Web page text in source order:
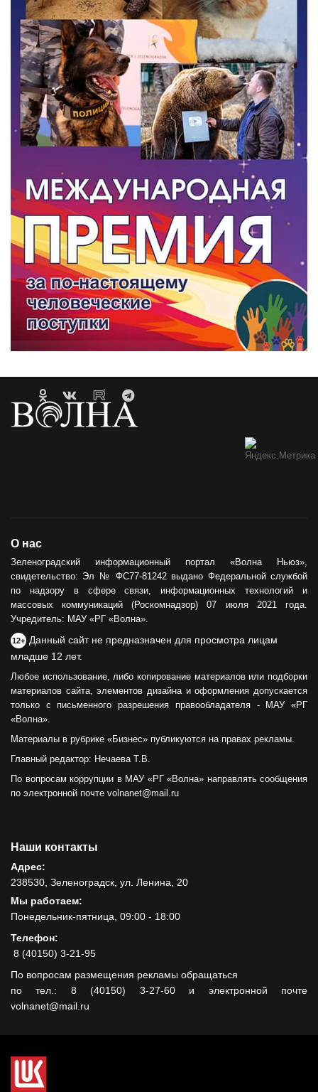
О нас
Зеленоградский информационный портал «Волна Ньюз»,
свидетельство: Эл № ФС77-81242 выдано Федеральной службой
по надзору в сфере связи, информационных технологий и
массовых коммуникаций (Роскомнадзор) 07 июля 2021 года.
Учредитель: МАУ «РГ «Волна».
12+ Данный сайт не предназначен для просмотра лицам
младше 12 лет.
Любое использование, либо копирование материалов или подборки
материалов сайта, элементов дизайна и оформления допускается
только с письменного разрешения правообладателя - МАУ «РГ
«Волна».
Материалы в рубрике «Бизнес» публикуются на правах рекламы.
Главный редактор: Нечаева Т.В.
По вопросам коррупции в МАУ «РГ «Волна» направлять сообщения
по электронной почте volnanet@mail.ru
Наши контакты
Адрес:
238530, Зеленоградск, ул. Ленина, 20
Мы работаем:
Понедельник-пятница, 09:00 - 18:00
Телефон:
8 (40150) 3-21-95
По вопросам размещения рекламы обращаться
по тел.: 8 (40150) 3-27-60 и электронной почте
volnanet@mail.ru